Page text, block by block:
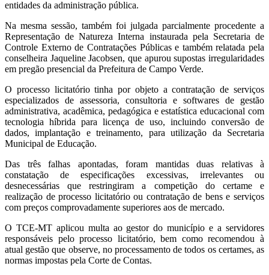
entidades da administração pública.
Na mesma sessão, também foi julgada parcialmente procedente a
Representação de Natureza Interna instaurada pela Secretaria de
Controle Externo de Contratações Públicas e também relatada pela
conselheira Jaqueline Jacobsen, que apurou supostas irregularidades
em pregão presencial da Prefeitura de Campo Verde.
O processo licitatório tinha por objeto a contratação de serviços
especializados de assessoria, consultoria e softwares de gestão
administrativa, acadêmica, pedagógica e estatística educacional com
tecnologia híbrida para licença de uso, incluindo conversão de
dados, implantação e treinamento, para utilização da Secretaria
Municipal de Educação.
Das três falhas apontadas, foram mantidas duas relativas à
constatação de especificações excessivas, irrelevantes ou
desnecessárias que restringiram a competição do certame e
realização de processo licitatório ou contratação de bens e serviços
com preços comprovadamente superiores aos de mercado.
O TCE-MT aplicou multa ao gestor do município e a servidores
responsáveis pelo processo licitatório, bem como recomendou à
atual gestão que observe, no processamento de todos os certames, as
normas impostas pela Corte de Contas.